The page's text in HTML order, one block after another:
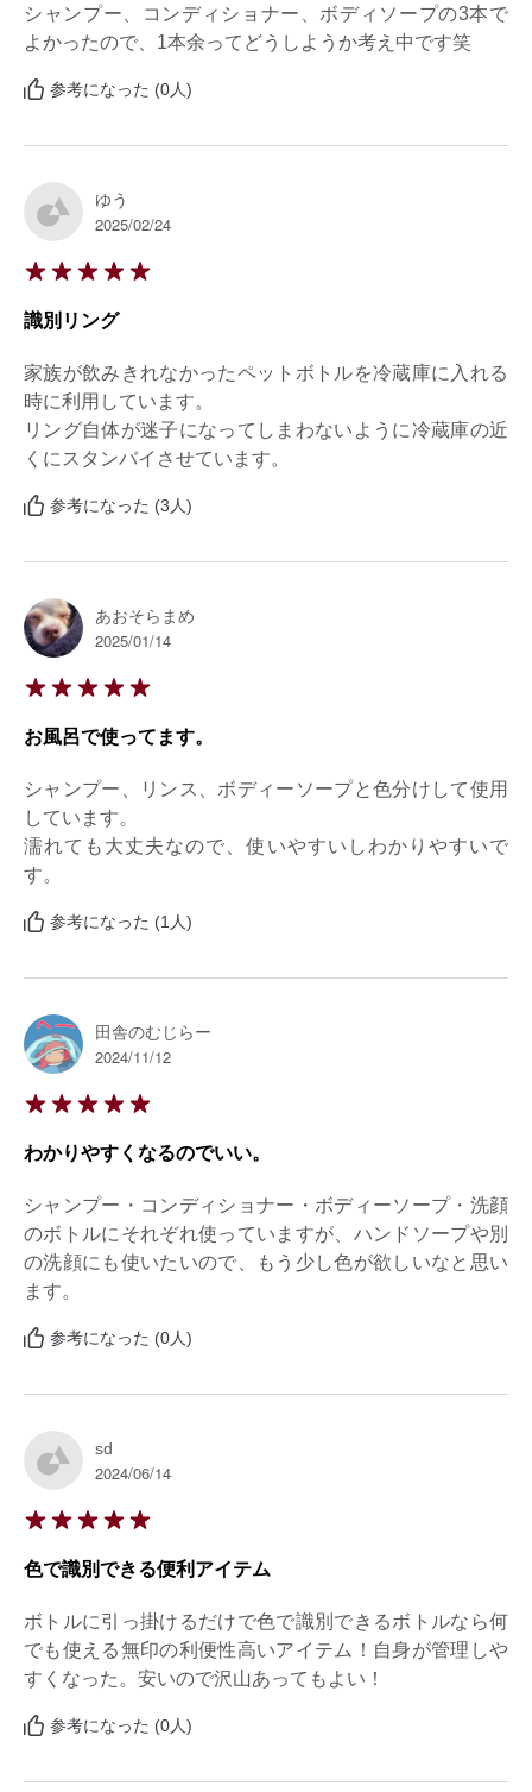
シャンプー、コンディショナー、ボディソープの3本で
よかったので、1本余ってどうしようか考え中です笑
参考になった (0人)
ゆう
2025/02/24
識別リング
家族が飲みきれなかったペットボトルを冷蔵庫に入れる
時に利用しています。
リング自体が迷子になってしまわないように冷蔵庫の近
くにスタンバイさせています。
参考になった (3人)
あおそらまめ
2025/01/14
お風呂で使ってます。
シャンプー、リンス、ボディーソープと色分けして使用
しています。
濡れても大丈夫なので、使いやすいしわかりやすいで
す。
参考になった (1人)
田舎のむじらー
2024/11/12
わかりやすくなるのでいい。
シャンプー・コンディショナー・ボディーソープ・洗顔
のボトルにそれぞれ使っていますが、ハンドソープや別
の洗顔にも使いたいので、もう少し色が欲しいなと思い
ます。
参考になった (0人)
sd
2024/06/14
色で識別できる便利アイテム
ボトルに引っ掛けるだけで色で識別できるボトルなら何
でも使える無印の利便性高いアイテム！自身が管理しや
すくなった。安いので沢山あってもよい！
参考になった (0人)